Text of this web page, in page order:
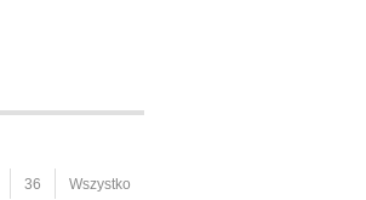
36 Wszystko